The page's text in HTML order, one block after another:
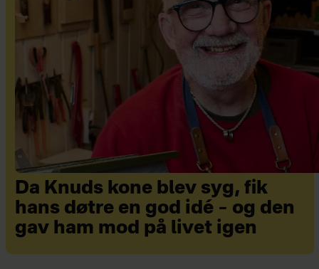
Da Knuds kone blev syg, fik
hans døtre en god idé – og den
gav ham mod på livet igen